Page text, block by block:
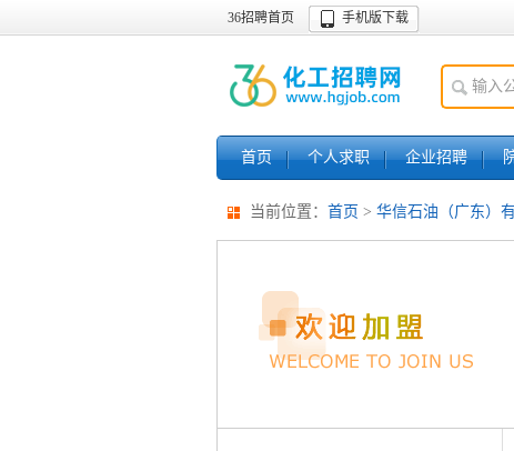
36招聘首页 手机版下载
首页 个人求职 企业招聘
当前位置： 首页 > 华信石油（广东）